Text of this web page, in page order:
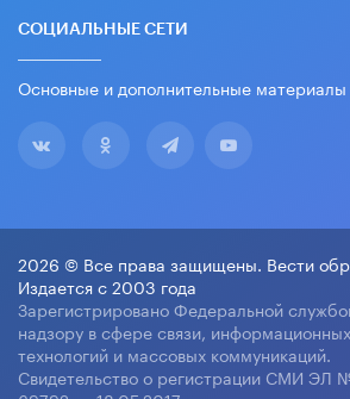
СОЦИАЛЬНЫЕ СЕТИ
Основные и дополнительные материалы
2026 © Все права защищены. Вести
Издается с 2003 года
Зарегистрировано Федеральной
надзору в сфере связи, информационных
технологий и массовых коммуникаций.
Свидетельство о регистрации СМИ ЭЛ